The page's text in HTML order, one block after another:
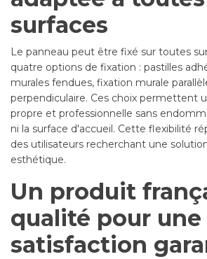
surfaces
Le panneau peut être fixé sur toutes
quatre options de fixation : pastilles
murales fendues, fixation murale
perpendiculaire. Ces choix permettent
propre et professionnelle sans
ni la surface d'accueil. Cette flexibilité
des utilisateurs recherchant une
esthétique.
Un produit
qualité pour une
satisfaction